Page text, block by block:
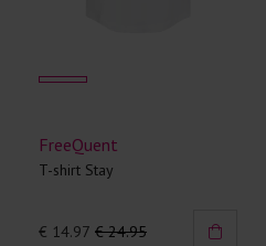
FreeQuent
T-shirt Stay
€ 14.97 € 24.95